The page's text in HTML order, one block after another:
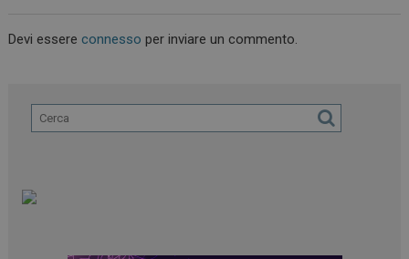
Devi essereconnesso per inviare un commento.